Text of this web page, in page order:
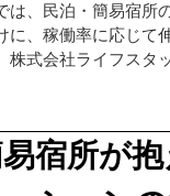
は、民泊・簡易宿所
に、稼働率に応じて
株式会社ライフスタ
宿所が